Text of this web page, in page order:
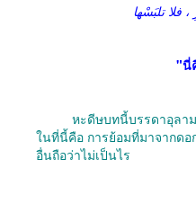
فلا تلبَسْها
"นี่
หะดีษบทนี้บรรดาอุลา
ในที่นี้คือ การย้อมที่มาจากด
อื่นถือว่าไม่เป็นไร